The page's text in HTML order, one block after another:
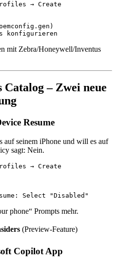
→ Create
mit Zebra/Honeywell/Inventus
Catalog – Zwei neue
Resume
auf seinem iPhone und will es auf
sagt: Nein.
→ Create
phone“ Prompts mehr.
(Preview-Feature)
Copilot App